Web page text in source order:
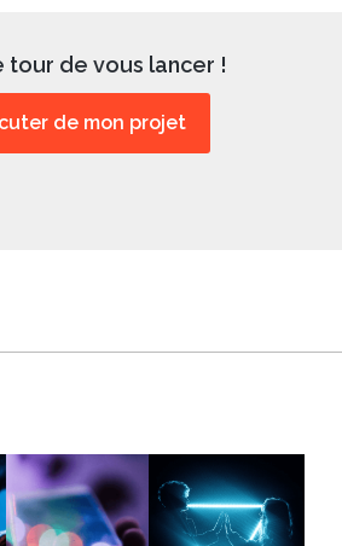
tour de vous lancer !
de mon projet